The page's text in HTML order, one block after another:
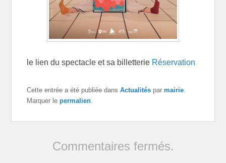
le lien du spectacle et sa billetterie Réservation
Cette entrée a été publiée dansActualités parmairie.
Marquer lepermalien.
Commentaires fermés.